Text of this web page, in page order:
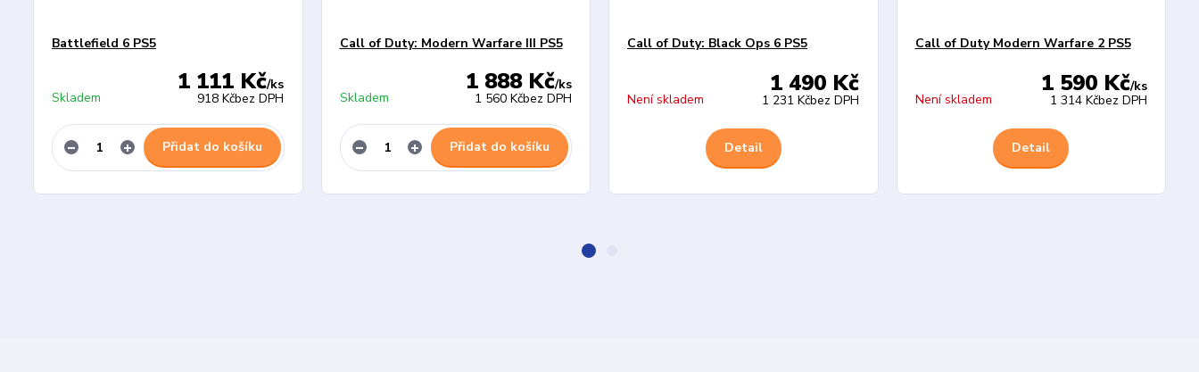
Battlefield 6 PS5
1 111 Kč/ks
918 Kčbez DPH
Skladem
Přidat do košíku
Call of Duty: Modern Warfare III PS5
1 888 Kč/ks
1 560 Kčbez DPH
Skladem
Přidat do košíku
Call of Duty: Black Ops 6 PS5
1 490 Kč
1 231 Kčbez DPH
Není skladem
Detail
Call of Duty Modern Warfare 2 PS5
1 590 Kč/ks
1 314 Kčbez DPH
Není skladem
Detail